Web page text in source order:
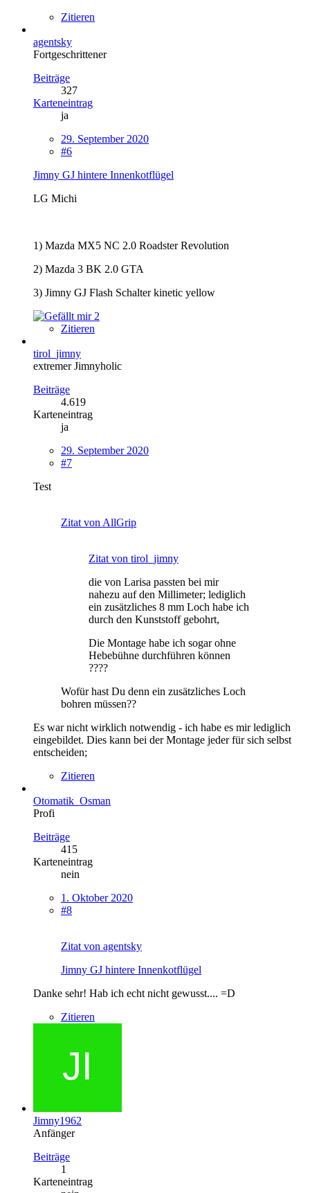
Zitieren
agentsky
Fortgeschrittener
Beiträge
327
Karteneintrag
ja
29. September 2020
#6
Jimny GJ hintere Innenkotflügel
LG Michi
1) Mazda MX5 NC 2.0 Roadster Revolution
2) Mazda 3 BK 2.0 GTA
3) Jimny GJ Flash Schalter kinetic yellow
2
Zitieren
tirol_jimny
extremer Jimnyholic
Beiträge
4.619
Karteneintrag
ja
29. September 2020
#7
Test
Zitat von AllGrip
Zitat von tirol_jimny
die von Larisa passten bei mir
nahezu auf den Millimeter; lediglich
ein zusätzliches 8 mm Loch habe ich
durch den Kunststoff gebohrt,
Die Montage habe ich sogar ohne
Hebebühne durchführen können
????
Wofür hast Du denn ein zusätzliches Loch
bohren müssen??
Es war nicht wirklich notwendig - ich habe es mir lediglich
eingebildet. Dies kann bei der Montage jeder für sich selbst
entscheiden;
Zitieren
Otomatik_Osman
Profi
Beiträge
415
Karteneintrag
nein
1. Oktober 2020
#8
Zitat von agentsky
Jimny GJ hintere Innenkotflügel
Danke sehr! Hab ich echt nicht gewusst.... =D
Zitieren
Jimny1962
Anfänger
Beiträge
1
Karteneintrag